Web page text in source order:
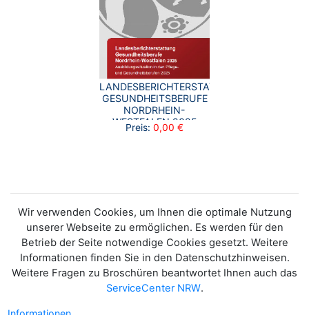
LANDESBERICHTERSTATTUNG
GESUNDHEITSBERUFE
NORDRHEIN-
WESTFALEN 2025
Preis: 0,00 €
Wir verwenden Cookies, um Ihnen die optimale Nutzung
unserer Webseite zu ermöglichen. Es werden für den
Betrieb der Seite notwendige Cookies gesetzt. Weitere
Informationen finden Sie in den Datenschutzhinweisen.
Weitere Fragen zu Broschüren beantwortet Ihnen auch das
ServiceCenter NRW.